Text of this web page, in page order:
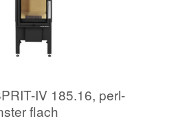
IV 185.16, perl-
flach